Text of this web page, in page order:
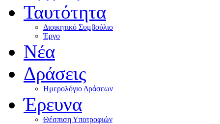
Ταυτότητα
Διοικητικό Συμβούλιο
Έργο
Νέα
Δράσεις
Ημερολόγιο Δράσεων
Έρευνα
Θέσπιση Υποτροφιών